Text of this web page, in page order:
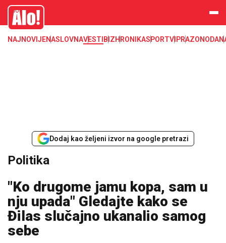
Alo
NAJNOVIJENASLOVNAVESTI BIZHRONIKASPORTVIPRAZONODA
Dodaj kao željeni izvor na google pretrazi
Politika
"Ko drugome jamu kopa, sam u
nju upada" Gledajte kako se
Đilas slučajno ukanalio samog
sebe